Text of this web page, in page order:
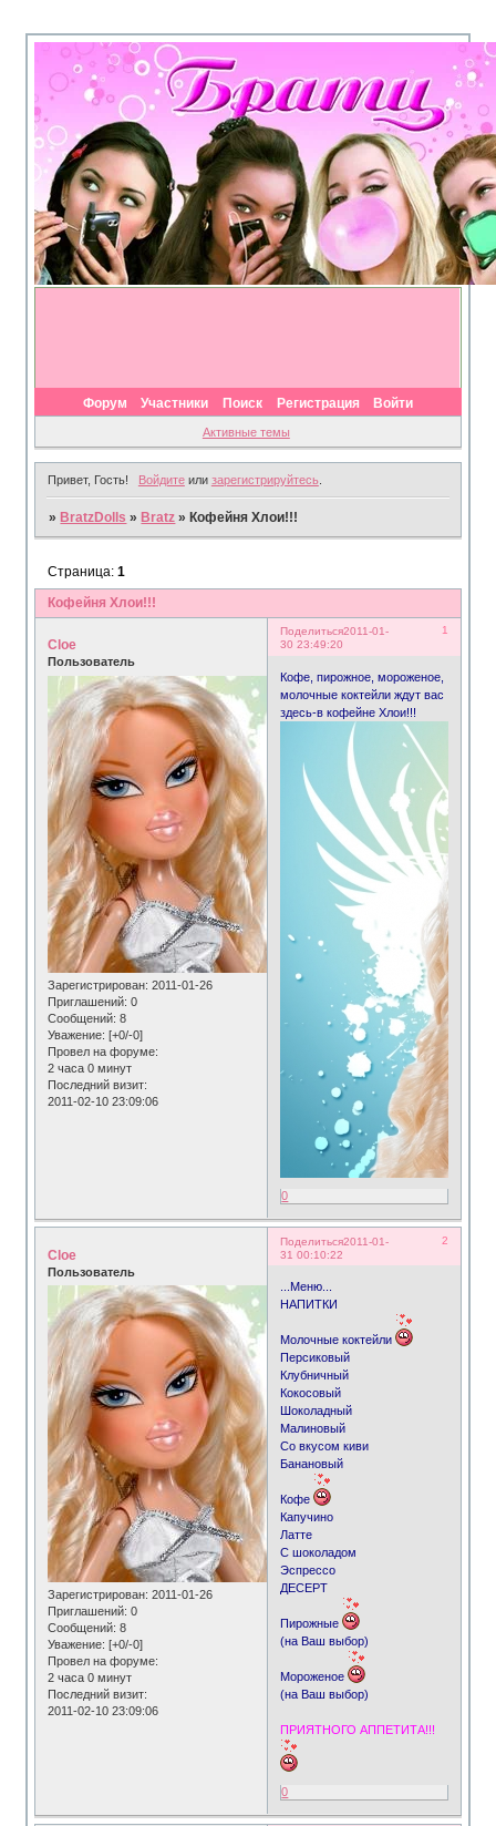
Форум Участники Поиск Регистрация Войти
Активные темы
Привет, Гость! Войдитеили зарегистрируйтесь.
» BratzDolls » Bratz » Кофейня Хлои!!!
Кофейня Хлои!!!
Страница:1
Поделиться 1
2011-01-
30 23:49:20
Cloe
Пользователь
Зарегистрирован: 2011-01-26
Приглашений: 0
Сообщений: 8
Уважение: [+0/-0]
Провел на форуме:
2 часа 0 минут
Последний визит:
2011-02-10 23:09:06
Кофе, пирожное, мороженое,
молочные коктейли ждут вас
здесь-в кофейне Хлои!!!
0
Поделиться 2
2011-01-
31 00:10:22
Cloe
Пользователь
Зарегистрирован: 2011-01-26
Приглашений: 0
Сообщений: 8
Уважение: [+0/-0]
Провел на форуме:
2 часа 0 минут
Последний визит:
2011-02-10 23:09:06
...Меню...
НАПИТКИ
Молочные коктейли
Персиковый
Клубничный
Кокосовый
Шоколадный
Малиновый
Со вкусом киви
Банановый
Кофе
Капучино
Латте
С шоколадом
Эспрессо
ДЕСЕРТ
Пирожные
(на Ваш выбор)
Мороженое
(на Ваш выбор)
ПРИЯТНОГО АППЕТИТА!!!
0